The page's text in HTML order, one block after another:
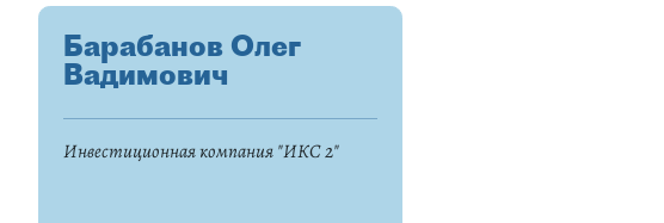
Барабанов Олег
Вадимович
Инвестиционная компания "ИКС 2"